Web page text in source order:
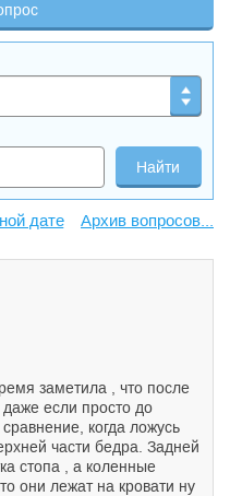
Архив вопросов...
заметила , что после
если просто до
когда ложусь
части бедра. Задней
стопа , а коленные
они лежат на кровати ну